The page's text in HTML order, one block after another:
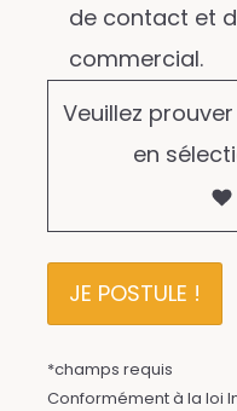
de contact et
commercial.
Veuillez
en
*champs requis
Conformément à la loi